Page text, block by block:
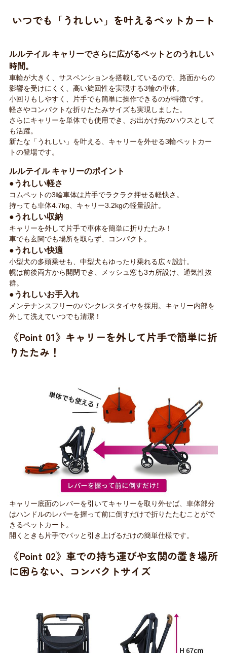
いつでも「うれしい」を叶えるペットカート
ルルテイル キャリーでさらに広がるペットとのうれしい
時間。
車輪が大きく、サスペンションを搭載しているので、路面からの
影響を受けにくく、高い旋回性を実現する3輪の車体。
小回りもしやすく、片手でも簡単に操作できるのが特徴です。
軽さやコンパクトな折りたたみサイズも実現しました。
さらにキャリーを単体でも使用でき、お出かけ先のハウスとして
も活躍。
新たな「うれしい」を叶える、キャリーを外せる3輪ペットカー
トの登場です。
ルルテイル キャリーのポイント
●うれしい軽さ
コムペットの3輪車体は片手でラクラク押せる軽快さ。
持っても車体4.7kg、キャリー3.2kgの軽量設計。
●うれしい収納
キャリーを外して片手で車体を簡単に折りたたみ！
車でも玄関でも場所を取らず、コンパクト。
●うれしい快適
小型犬の多頭乗せも、中型犬もゆったり乗れる広々設計。
幌は前後両方から開閉でき、メッシュ窓も3カ所設け、通気性抜
群。
●うれしいお手入れ
メンテナンスフリーのパンクレスタイヤを採用。キャリー内部を
外して洗えていつでも清潔！
《Point 01》キャリーを外して片手で簡単に折
りたたみ！
キャリー底面のレバーを引いてキャリーを取り外せば、車体部分
はハンドルのレバーを握って前に倒すだけで折りたたむことがで
きるペットカート。
開くときも片手でパッと引き上げるだけの簡単仕様です。
《Point 02》車での持ち運びや玄関の置き場所
に困らない、コンパクトサイズ